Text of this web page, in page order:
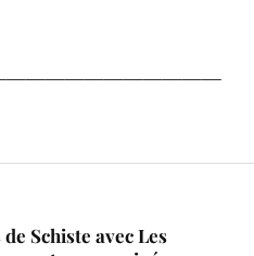
Schiste avec Les